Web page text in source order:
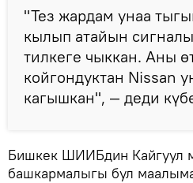
"Тез жардам унаа
кылып атайын
тилкеге чыккан. Аны
койгондуктан Nissan
кагышкан", — деди
Бишкек ШИИБдин Кайгуул
башкармалыгы бул